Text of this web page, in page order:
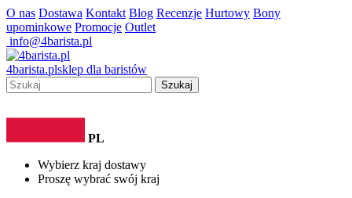
O nas Dostawa Kontakt Blog Recenzje Hurtowy Bony
upominkowe Promocje Outlet
info@4barista.pl
4barista.plsklep dla baristów
Szukaj
PL
Wybierz kraj dostawy
Proszę wybrać swój kraj